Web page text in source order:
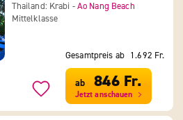
Thailand: Krabi -Ao Nang Beach
Mittelklasse
Gesamtpreis ab 1.692 Fr.
ab 846 Fr.
Jetzt anschauen